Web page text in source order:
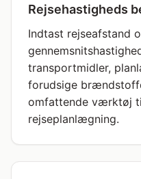
Rejsehastigheds
Indtast rejseafstand
transportmidler,
forudsige
omfattende værktøj
rejseplanlægning.